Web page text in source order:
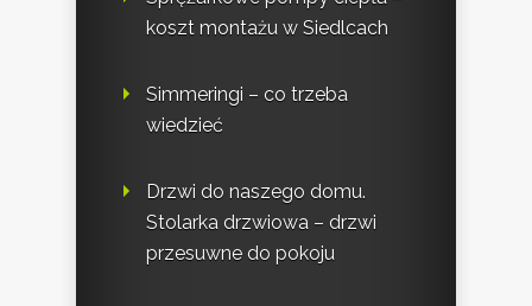
koszt montażu w Siedlcach
Simmeringi – co trzeba
wiedzieć
Drzwi do naszego domu.
Stolarka drzwiowa – drzwi
przesuwne do pokoju